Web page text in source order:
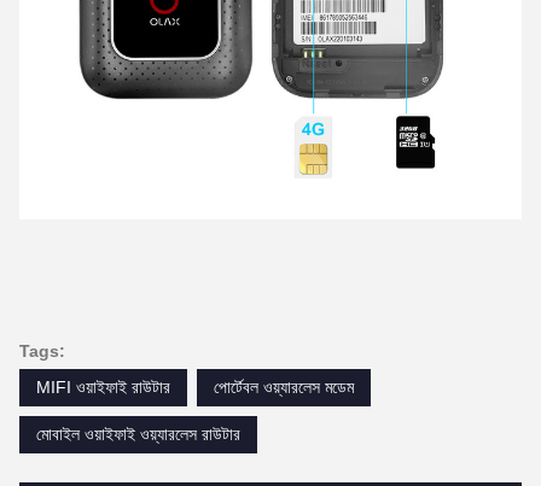
Tags:
MIFI ওয়াইফাই রাউটার
পোর্টেবল ওয়্যারলেস মডেম
মোবাইল ওয়াইফাই ওয়্যারলেস রাউটার